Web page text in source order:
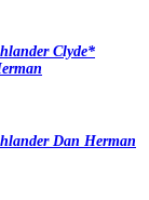
Clyde*
Dan Herman